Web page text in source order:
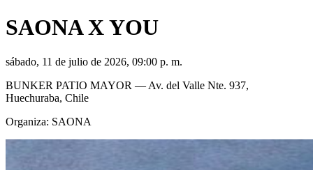
SAONA X YOU
sábado, 11 de julio de 2026, 09:00 p. m.
BUNKER PATIO MAYOR — Av. del Valle Nte. 937,
Huechuraba, Chile
Organiza: SAONA